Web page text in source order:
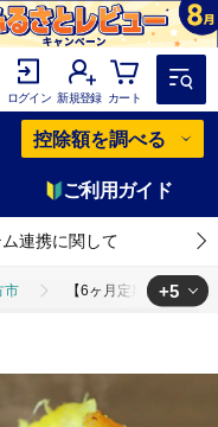
ログイン 新規登録 カート
控除額を調べる
ご利用ガイド
連携に関して
市 【6ヶ月定期便】熟成
+5